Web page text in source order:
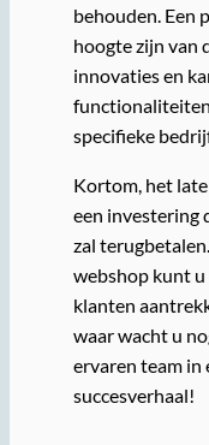
behouden. Een
hoogte zijn van
innovaties en
specifieke
Kortom, het
een investering
zal
webshop kunt
klanten
waar wacht u
ervaren team in
succesverhaal!